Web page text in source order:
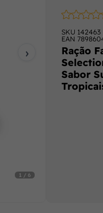
›
1 / 6
SKU 142463
EAN
Ração
Sabor